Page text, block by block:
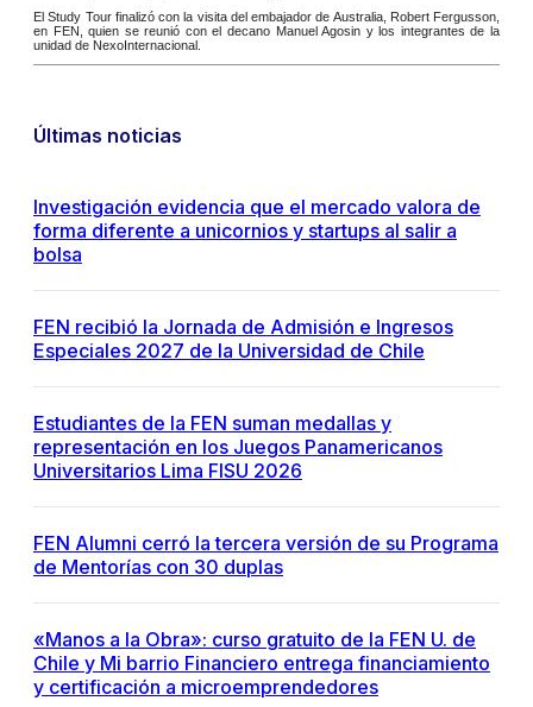
El Study Tour finalizó con la visita del embajador de Australia, Robert Fergusson,
en FEN, quien se reunió con el decano Manuel Agosin y los integrantes de la
unidad de NexoInternacional.
Últimas noticias
Investigación evidencia que el mercado valora de
forma diferente a unicornios y startups al salir a
bolsa
FEN recibió la Jornada de Admisión e Ingresos
Especiales 2027 de la Universidad de Chile
Estudiantes de la FEN suman medallas y
representación en los Juegos Panamericanos
Universitarios Lima FISU 2026
FEN Alumni cerró la tercera versión de su Programa
de Mentorías con 30 duplas
«Manos a la Obra»: curso gratuito de la FEN U. de
Chile y Mi barrio Financiero entrega financiamiento
y certificación a microemprendedores